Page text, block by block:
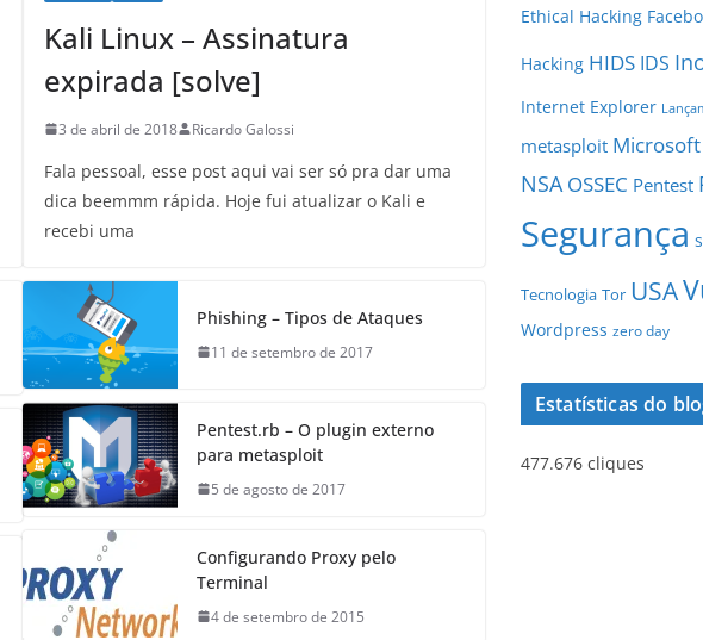
Kali Linux – Assinatura
expirada [solve]
3 de abril de 2018 Ricardo Galossi
Fala pessoal, esse post aqui vai ser só pra dar uma
dica beemmm rápida. Hoje fui atualizar o Kali e
recebi uma
Phishing – Tipos de Ataques
11 de setembro de 2017
Pentest.rb – O​ plugin externo
para metasploit
5 de agosto de 2017
Configurando Proxy pelo
Terminal
4 de setembro de 2015
Ethical Hacking
Hacking HIDS IDS
Internet Explorer
metasploit Microsoft
NSA OSSEC Pentest
Segurança
Tecnologia Tor USA
Wordpress zero day
Estatísticas do
477.676 cliques